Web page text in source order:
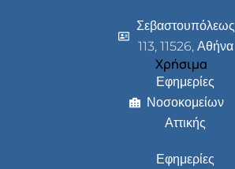
Σεβαστουπόλεως
113, 11526, Αθήνα
Χρήσιμα
Εφημερίες
Νοσοκομείων
Αττικής
Εφημερίες